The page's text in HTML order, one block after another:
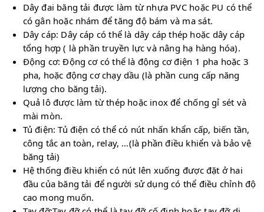
Dây đai băng tải được làm từ nhựa PVC hoặc PU có thể
có gân hoặc nhám để tăng độ bám và ma sát.
Dây cáp: Dây cáp có thể là dây cáp thép hoặc dây cáp
tổng hợp ( là phần truyền lực và nâng hạ hàng hóa).
Động cơ: Động cơ có thể là động cơ điện 1 pha hoặc 3
pha, hoặc động cơ chạy dầu (là phần cung cấp năng
lượng cho băng tải).
Quả lô được làm từ thép hoặc inox để chống gỉ sét và
mài mòn.
Tủ điện: Tủ điện có thể có nút nhấn khẩn cấp, biến tần,
công tắc an toàn, relay, …(là phần điều khiển và bảo vệ
băng tải)
Hệ thống điều khiển có nút lên xuống được đặt ở hai
đầu của băng tải để người sử dụng có thể điều chỉnh độ
cao mong muốn.